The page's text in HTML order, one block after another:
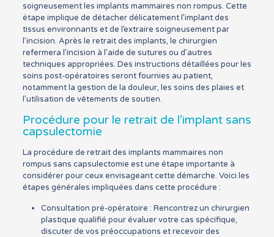
soigneusement les implants mammaires non rompus. Cette
étape implique de détacher délicatement l’implant des
tissus environnants et de l’extraire soigneusement par
l’incision. Après le retrait des implants, le chirurgien
refermera l’incision à l’aide de sutures ou d’autres
techniques appropriées. Des instructions détaillées pour les
soins post-opératoires seront fournies au patient,
notamment la gestion de la douleur, les soins des plaies et
l’utilisation de vêtements de soutien.
Procédure pour le retrait de l’implant sans
capsulectomie
La procédure de retrait des implants mammaires non
rompus sans capsulectomie est une étape importante à
considérer pour ceux envisageant cette démarche. Voici les
étapes générales impliquées dans cette procédure :
Consultation pré-opératoire : Rencontrez un chirurgien
plastique qualifié pour évaluer votre cas spécifique,
discuter de vos préoccupations et recevoir des